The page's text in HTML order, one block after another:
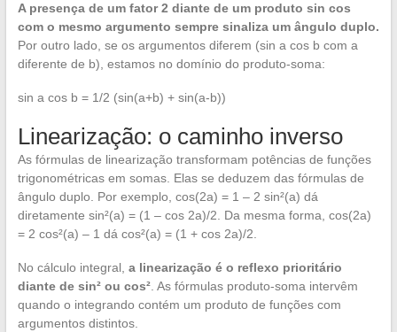
A presença de um fator 2 diante de um produto sin cos
com o mesmo argumento sempre sinaliza um ângulo duplo.
Por outro lado, se os argumentos diferem (sin a cos b com a
diferente de b), estamos no domínio do produto-soma:
sin a cos b = 1/2 (sin(a+b) + sin(a-b))
Linearização: o caminho inverso
As fórmulas de linearização transformam potências de funções
trigonométricas em somas. Elas se deduzem das fórmulas de
ângulo duplo. Por exemplo, cos(2a) = 1 – 2 sin²(a) dá
diretamente sin²(a) = (1 – cos 2a)/2. Da mesma forma, cos(2a)
= 2 cos²(a) – 1 dá cos²(a) = (1 + cos 2a)/2.
No cálculo integral, a linearização é o reflexo prioritário
diante de sin² ou cos². As fórmulas produto-soma intervêm
quando o integrando contém um produto de funções com
argumentos distintos.